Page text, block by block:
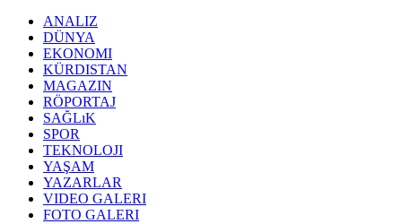
ANALIZ
DÜNYA
EKONOMI
KÜRDISTAN
MAGAZIN
RÖPORTAJ
SAĞLıK
SPOR
TEKNOLOJI
YAŞAM
YAZARLAR
VIDEO GALERI
FOTO GALERI